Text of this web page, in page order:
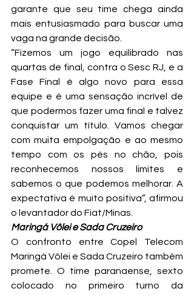
garante que seu time chega ainda
mais entusiasmado para buscar uma
vaga na grande decisão.
“Fizemos um jogo equilibrado nas
quartas de final, contra o Sesc RJ, e a
Fase Final é algo novo para essa
equipe e é uma sensação incrível de
que podermos fazer uma final e talvez
conquistar um título. Vamos chegar
com muita empolgação e ao mesmo
tempo com os pés no chão, pois
reconhecemos nossos limites e
sabemos o que podemos melhorar. A
expectativa é muito positiva”, afirmou
o levantador do Fiat/Minas.
Maringá Vôlei e Sada Cruzeiro
O confronto entre Copel Telecom
Maringá Vôlei e Sada Cruzeiro também
promete. O time paranaense, sexto
colocado no primeiro turno da